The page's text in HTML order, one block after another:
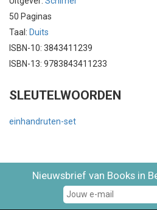
50 Paginas
Taal: Duits
ISBN-10: 3843411239
ISBN-13: 9783843411233
SLEUTELWOORDEN
einhandruten-set
Nieuwsbrief van Books in